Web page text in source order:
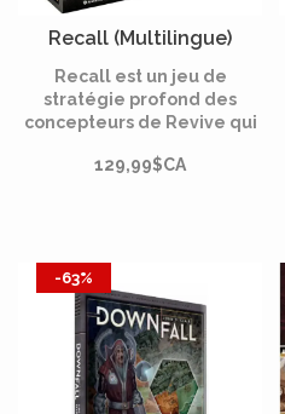
Recall (Multilingue)
Recall est un jeu de
stratégie profond des
concepteurs de Revive qui
construction de moteurs et
129,99$CA
-63%